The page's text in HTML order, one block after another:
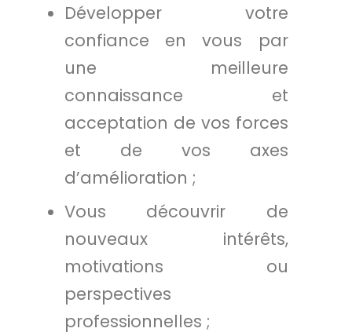
Développer votre
confiance en vous par
une meilleure
connaissance et
acceptation de vos forces
et de vos axes
d’amélioration ;
Vous découvrir de
nouveaux intérêts,
motivations ou
perspectives
professionnelles ;